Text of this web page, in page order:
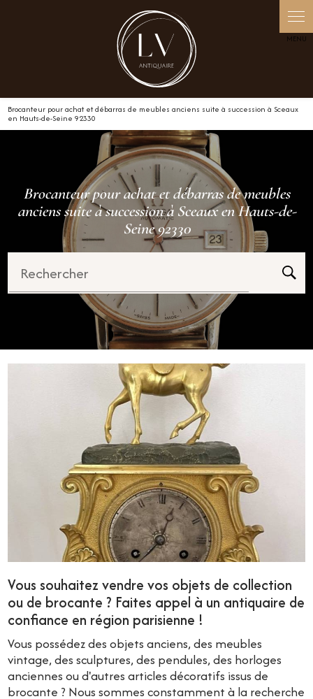
Brocanteur pour achat et débarras de meubles anciens suite à succession à Sceaux
en Hauts-de-Seine 92330
Brocanteur pour achat et débarras de meubles
anciens suite à succession à Sceaux en Hauts-de-
Seine 92330
Rechercher
Vous souhaitez vendre vos objets de collection
ou de brocante ? Faites appel à un antiquaire de
confiance en région parisienne !
Vous possédez des objets anciens, des meubles
vintage, des sculptures, des pendules, des horloges
anciennes ou d'autres articles décoratifs issus de
brocante ? Nous sommes constamment à la recherche
Panneau de gestion des cookies